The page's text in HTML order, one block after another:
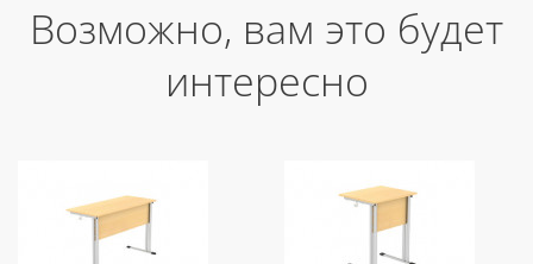
Возможно, вам это будет
интересно